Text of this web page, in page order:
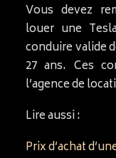
Vous devez
louer une
conduire valide
27 ans. Ces
l’agence de
Lire aussi :
Prix d’achat